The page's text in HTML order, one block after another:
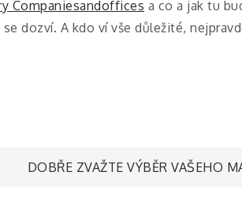
Companiesandoffices a co a jak tu
dozví. A kdo ví vše důležité,
DOBŘE ZVAŽTE VÝBĚR VAŠEHO